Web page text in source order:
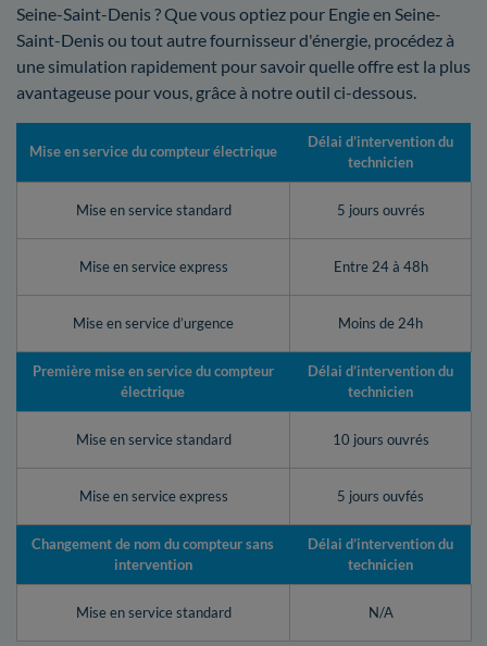
Seine-Saint-Denis ? Que vous optiez pour Engie en Seine-
Saint-Denis ou tout autre fournisseur d'énergie, procédez à
une simulation rapidement pour savoir quelle offre est la plus
avantageuse pour vous, grâce à notre outil ci-dessous.
Mise en service du compteur électrique
Délai d’intervention du
technicien
Mise en service standard 5 jours ouvrés
Mise en service express Entre 24 à 48h
Mise en service d’urgence Moins de 24h
Première mise en service du compteur
électrique
Délai d’intervention du
technicien
Mise en service standard 10 jours ouvrés
Mise en service express 5 jours ouvfés
Changement de nom du compteur sans
intervention
Délai d’intervention du
technicien
Mise en service standard N/A